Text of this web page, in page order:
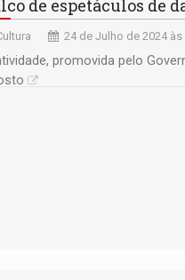
de espetáculos de
24 de Julho de 2024 às
promovida pelo